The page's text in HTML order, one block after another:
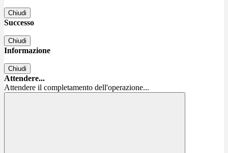
Chiudi
Successo
Chiudi
Informazione
Chiudi
Attendere...
Attendere il completamento dell'operazione...